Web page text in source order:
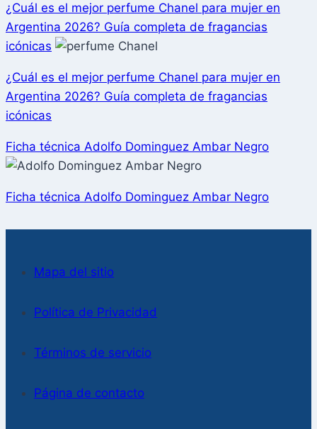
¿Cuál es el mejor perfume Chanel para mujer en
Argentina 2026? Guía completa de fragancias
icónicas
¿Cuál es el mejor perfume Chanel para mujer en
Argentina 2026? Guía completa de fragancias
icónicas
Ficha técnica Adolfo Dominguez Ambar Negro
Ficha técnica Adolfo Dominguez Ambar Negro
Mapa del sitio
Política de Privacidad
Términos de servicio
Página de contacto